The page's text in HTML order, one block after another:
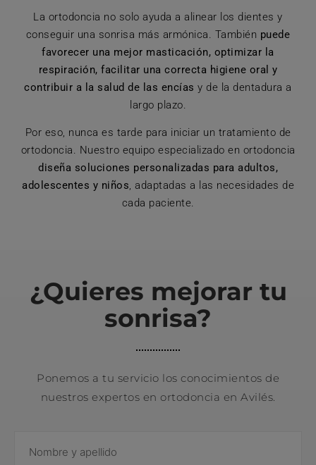
La ortodoncia no solo ayuda a alinear los dientes y
conseguir una sonrisa más armónica. También puede
favorecer una mejor masticación, optimizar la
respiración, facilitar una correcta higiene oral y
contribuir a la salud de las encías y de la dentadura a
largo plazo.
Por eso, nunca es tarde para iniciar un tratamiento de
ortodoncia. Nuestro equipo especializado en ortodoncia
diseña soluciones personalizadas para adultos,
adolescentes y niños, adaptadas a las necesidades de
cada paciente.
¿Quieres mejorar tu
sonrisa?
Ponemos a tu servicio los conocimientos de
nuestros expertos en ortodoncia en Avilés.